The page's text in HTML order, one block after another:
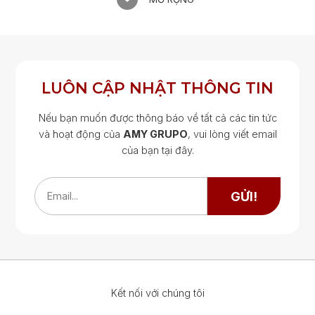
LUÔN CẬP NHẬT THÔNG TIN
Nếu bạn muốn được thông báo về tất cả các tin tức
và hoạt động của AMY GRUPO, vui lòng viết email
của bạn tại đây.
Email... GỬI!
Kết nối với chúng tôi